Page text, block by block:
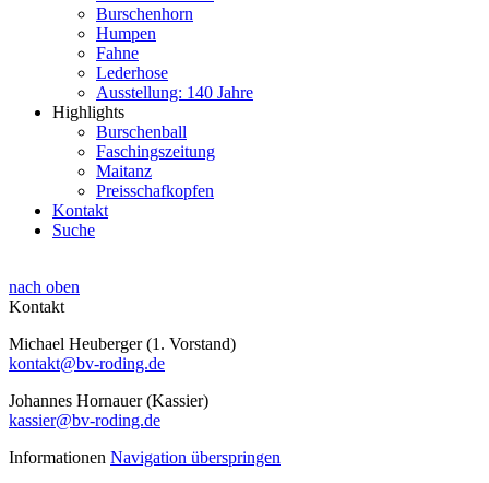
Burschenhorn
Humpen
Fahne
Lederhose
Ausstellung: 140 Jahre
Highlights
Burschenball
Faschingszeitung
Maitanz
Preisschafkopfen
Kontakt
Suche
nach oben
Kontakt
Michael Heuberger (1. Vorstand)
kontakt@bv-roding.de
Johannes Hornauer (Kassier)
kassier@bv-roding.de
Informationen Navigation überspringen